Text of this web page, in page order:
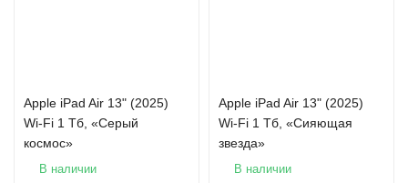
Apple iPad Air 13" (2025)
Wi-Fi 1 Тб, «Серый
космос»
В наличии
Apple iPad Air 13" (2025)
Wi-Fi 1 Тб, «Сияющая
звезда»
В наличии